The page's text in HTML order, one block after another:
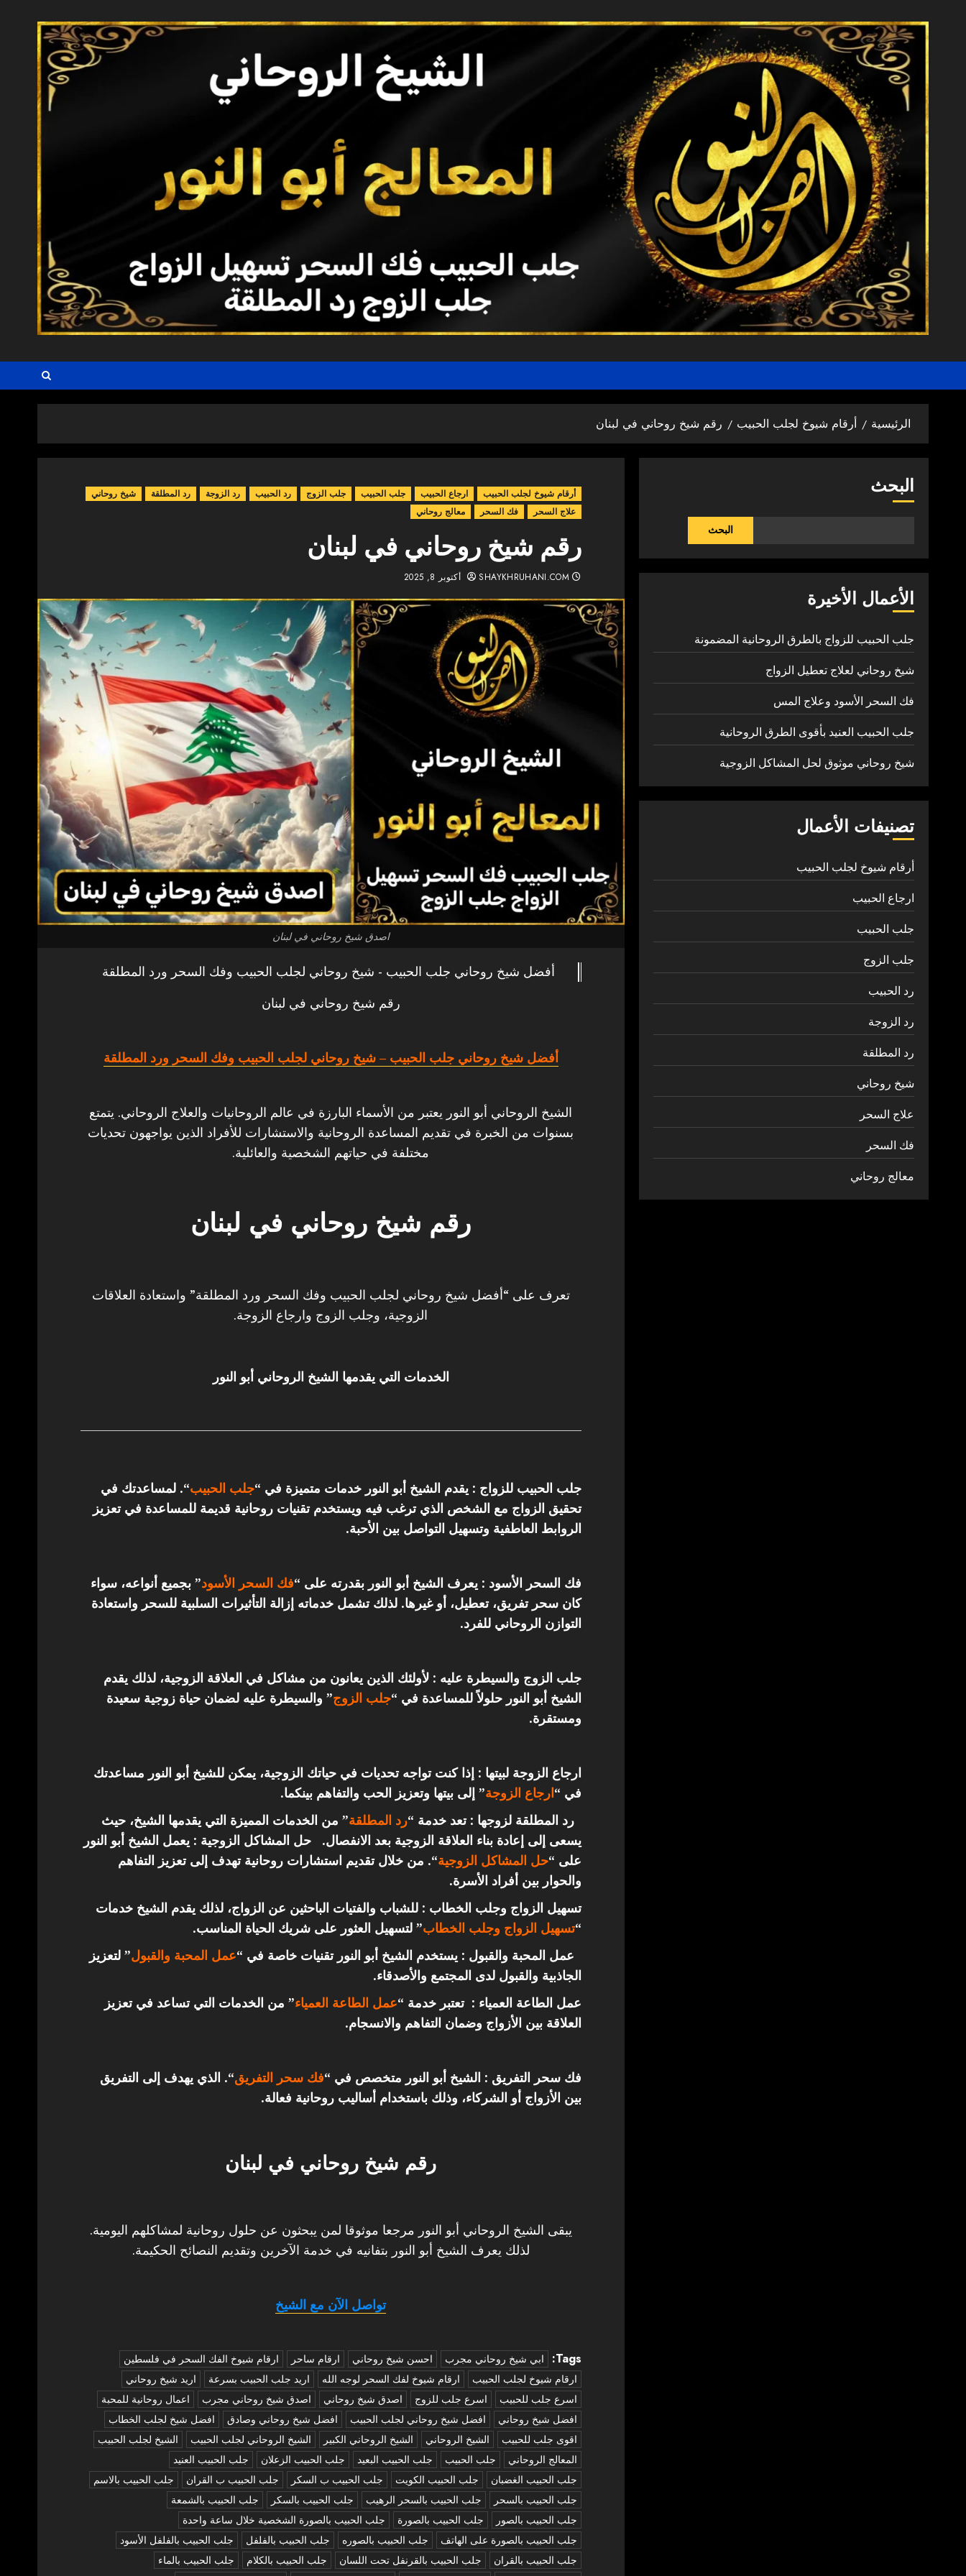
المحتوى
الرئيسية أرقام شيوخ لجلب الحبيب رقم شيخ روحاني في لبنان
أرقام شيوخ لجلب الحبيب ارجاع الحبيب جلب الحبيب جلب الزوج رد الحبيب رد الزوجة رد المطلقة
شيخ روحاني
علاج السحر
فك السحر معالج روحاني
رقم شيخ روحاني في لبنان
SHAYKHRUHANI.COM أكتوبر 8, 2025
اصدق شيخ روحاني في لبنان
أفضل شيخ روحاني جلب الحبيب - شيخ روحاني لجلب الحبيب وفك السحر ورد المطلقة
رقم شيخ روحاني في لبنان
أفضل شيخ روحاني جلب الحبيب – شيخ روحاني لجلب الحبيب وفك السحر ورد المطلقة
الشيخ الروحاني أبو النور يعتبر من الأسماء البارزة في عالم الروحانيات والعلاج الروحاني. يتمتع
بسنوات من الخبرة في تقديم المساعدة الروحانية والاستشارات للأفراد الذين يواجهون تحديات
مختلفة في حياتهم الشخصية والعائلية.
رقم شيخ روحاني في لبنان
تعرف على “أفضل شيخ روحاني لجلب الحبيب وفك السحر ورد المطلقة” واستعادة العلاقات
الزوجية، وجلب الزوج وارجاع الزوجة.
الخدمات التي يقدمها الشيخ الروحاني أبو النور
جلب الحبيب للزواج : يقدم الشيخ أبو النور خدمات متميزة في “جلب الحبيب“. لمساعدتك في
تحقيق الزواج مع الشخص الذي ترغب فيه ويستخدم تقنيات روحانية قديمة للمساعدة في تعزيز
الروابط العاطفية وتسهيل التواصل بين الأحبة.
فك السحر الأسود : يعرف الشيخ أبو النور بقدرته على “فك السحر الأسود” بجميع أنواعه، سواء
كان سحر تفريق، تعطيل، أو غيرها. لذلك تشمل خدماته إزالة التأثيرات السلبية للسحر واستعادة
التوازن الروحاني للفرد.
جلب الزوج والسيطرة عليه : لأولئك الذين يعانون من مشاكل في العلاقة الزوجية، لذلك يقدم
الشيخ أبو النور حلولاً للمساعدة في “جلب الزوج” والسيطرة عليه لضمان حياة زوجية سعيدة
ومستقرة.
ارجاع الزوجة لبيتها : إذا كنت تواجه تحديات في حياتك الزوجية، يمكن للشيخ أبو النور مساعدتك
في “ارجاع الزوجة” إلى بيتها وتعزيز الحب والتفاهم بينكما.
رد المطلقة لزوجها : تعد خدمة “رد المطلقة” من الخدمات المميزة التي يقدمها الشيخ، حيث
يسعى إلى إعادة بناء العلاقة الزوجية بعد الانفصال.
حل المشاكل الزوجية : يعمل الشيخ أبو النور
على “حل المشاكل الزوجية“. من خلال تقديم استشارات روحانية تهدف إلى تعزيز التفاهم
والحوار بين أفراد الأسرة.
تسهيل الزواج وجلب الخطاب : للشباب والفتيات الباحثين عن الزواج، لذلك يقدم الشيخ خدمات
“تسهيل الزواج وجلب الخطاب” لتسهيل العثور على شريك الحياة المناسب.
عمل المحبة والقبول : يستخدم الشيخ أبو النور تقنيات خاصة في “عمل المحبة والقبول” لتعزيز
الجاذبية والقبول لدى المجتمع والأصدقاء.
عمل الطاعة العمياء : تعتبر خدمة “عمل الطاعة العمياء” من الخدمات التي تساعد في تعزيز
العلاقة بين الأزواج وضمان التفاهم والانسجام.
فك سحر التفريق : الشيخ أبو النور متخصص في “فك سحر التفريق“. الذي يهدف إلى التفريق
بين الأزواج أو الشركاء، وذلك باستخدام أساليب روحانية فعالة.
رقم شيخ روحاني في لبنان
يبقى الشيخ الروحاني أبو النور مرجعا موثوقا لمن يبحثون عن حلول روحانية لمشاكلهم اليومية.
لذلك يعرف الشيخ أبو النور بتفانيه في خدمة الآخرين وتقديم النصائح الحكيمة.
تواصل الآن مع الشيخ
Tags: ‏ابي شيخ روحاني مجرب احسن شيخ روحاني ارقام ساحر
ارقام شيوخ الفك السحر في فلسطين
ارقام شيوخ لجلب الحبيب
ارقام شيوخ لفك السحر لوجه الله اريد جلب الحبيب بسرعة
اريد شيخ روحاني
اسرع جلب للحبيب
اسرع جلب للزوج اصدق شيخ روحاني اصدق شيخ روحاني مجرب
اعمال روحانية للمحبة
افضل شيخ روحاني
افضل شيخ روحاني لجلب الحبيب افضل شيخ روحاني وصادق
افضل شيخ لجلب الخطاب
اقوى جلب للحبيب
الشيخ الروحاني الشيخ الروحاني الكبير الشيخ الروحاني لجلب الحبيب
الشيخ لجلب الحبيب
المعالج الروحاني
جلب الحبيب جلب الحبيب البعيد جلب الحبيب الزعلان
جلب الحبيب العنيد
جلب الحبيب الغضبان
جلب الحبيب الكويت جلب الحبيب ب السكر جلب الحبيب ب القران
جلب الحبيب بالاسم
جلب الحبيب بالسحر
جلب الحبيب بالسحر الرهيب جلب الحبيب بالسكر
جلب الحبيب بالشمعة
جلب الحبيب بالصور
جلب الحبيب بالصورة
جلب الحبيب بالصورة الشخصية خلال ساعة واحدة
جلب الحبيب بالصورة على الهاتف
جلب الحبيب بالصوره جلب الحبيب بالفلفل
جلب الحبيب بالفلفل الأسود
جلب الحبيب بالقران
جلب الحبيب بالقرنفل تحت اللسان جلب الحبيب بالكلام
جلب الحبيب بالماء
البحث
البحث
الأعمال الأخيرة
جلب الحبيب للزواج بالطرق الروحانية المضمونة
شيخ روحاني لعلاج تعطيل الزواج
فك السحر الأسود وعلاج المس
جلب الحبيب العنيد بأقوى الطرق الروحانية
شيخ روحاني موثوق لحل المشاكل الزوجية
تصنيفات الأعمال
أرقام شيوخ لجلب الحبيب
ارجاع الحبيب
جلب الحبيب
جلب الزوج
رد الحبيب
رد الزوجة
رد المطلقة
شيخ روحاني
علاج السحر
فك السحر
معالج روحاني